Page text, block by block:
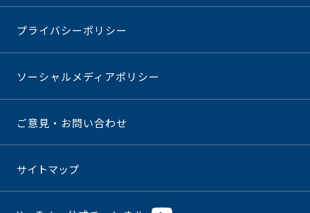
プライバシーポリシー
ソーシャルメディアポリシー
ご意見・お問い合わせ
サイトマップ